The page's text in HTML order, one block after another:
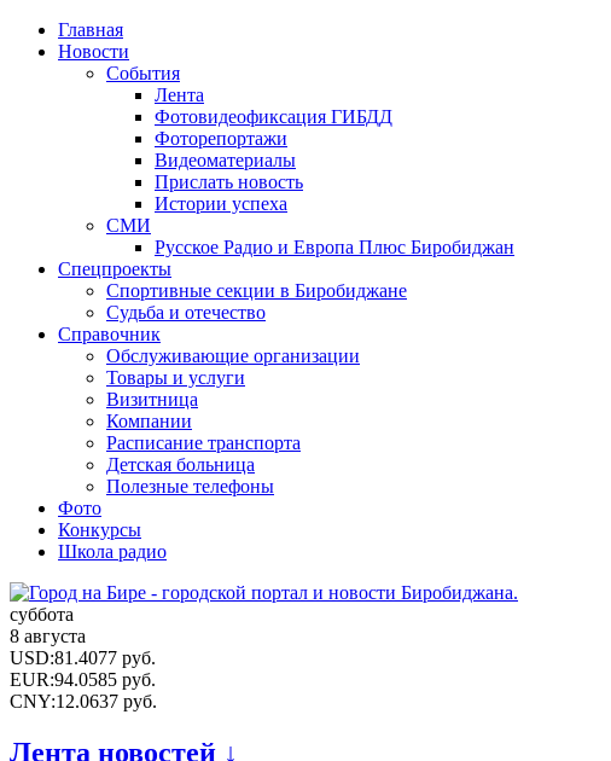
Главная
Новости
События
Лента
Фотовидеофиксация ГИБДД
Фоторепортажи
Видеоматериалы
Прислать новость
Истории успеха
СМИ
Русское Радио и Европа Плюс Биробиджан
Спецпроекты
Спортивные секции в Биробиджане
Судьба и отечество
Справочник
Обслуживающие организации
Товары и услуги
Визитница
Компании
Расписание транспорта
Детская больница
Полезные телефоны
Фото
Конкурсы
Школа радио
суббота
8 августа
USD:81.4077 руб.
EUR:94.0585 руб.
CNY:12.0637 руб.
Лента новостей ↓